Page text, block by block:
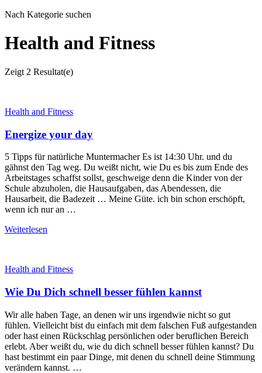
Nach Kategorie suchen
Health and Fitness
Zeigt 2 Resultat(e)
Health and Fitness
Energize your day
5 Tipps für natürliche Muntermacher Es ist 14:30 Uhr. und du
gähnst den Tag weg. Du weißt nicht, wie Du es bis zum Ende des
Arbeitstages schaffst sollst, geschweige denn die Kinder von der
Schule abzuholen, die Hausaufgaben, das Abendessen, die
Hausarbeit, die Badezeit … Meine Güte. ich bin schon erschöpft,
wenn ich nur an …
Weiterlesen
Health and Fitness
Wie Du Dich schnell besser fühlen kannst
Wir alle haben Tage, an denen wir uns irgendwie nicht so gut
fühlen. Vielleicht bist du einfach mit dem falschen Fuß aufgestanden
oder hast einen Rückschlag persönlichen oder beruflichen Bereich
erlebt. Aber weißt du, wie du dich schnell besser fühlen kannst? Du
hast bestimmt ein paar Dinge, mit denen du schnell deine Stimmung
verändern kannst. …